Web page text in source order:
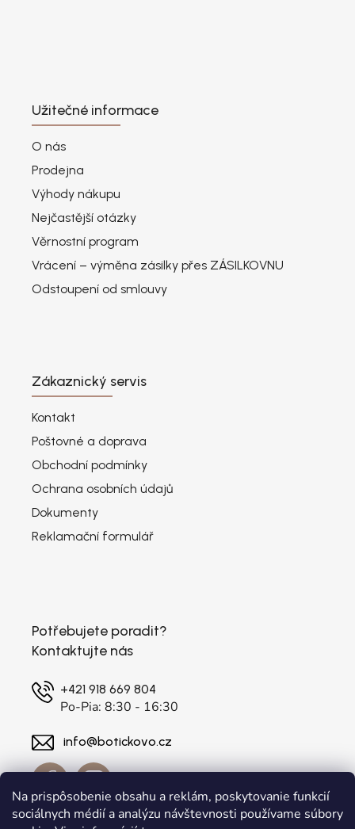
Na prispôsobenie obsahu a reklám, poskytovanie funkcií
sociálnych médií a analýzu návštevnosti používame súbory
Užitečné informace
O nás
Prodejna
Výhody nákupu
Nejčastější otázky
Věrnostní program
Vrácení – výměna zásilky přes ZÁSILKOVNU
Odstoupení od smlouvy
Zákaznický servis
Kontakt
Poštovné a doprava
Obchodní podmínky
Ochrana osobních údajů
Dokumenty
Reklamační formulář
Potřebujete poradit?
Kontaktujte nás
+421 918 669 804
Po-Pia: 8:30 - 16:30
info@botickovo.cz